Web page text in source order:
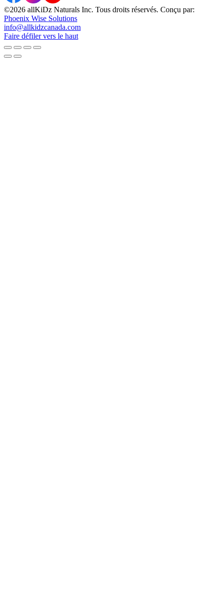
©2026 allKiDz Naturals Inc. Tous droits réservés. Conçu par:
Phoenix Wise Solutions
info@allkidzcanada.com
Faire défiler vers le haut